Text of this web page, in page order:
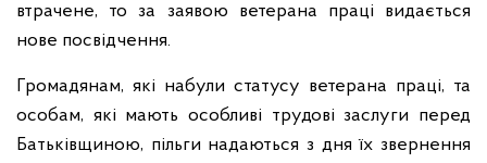
втрачене, то за заявою ветерана праці видається
нове посвідчення.
Громадянам, які набули статусу ветерана праці, та
особам, які мають особливі трудові заслуги перед
Батьківщиною, пільги надаються з дня їх звернення